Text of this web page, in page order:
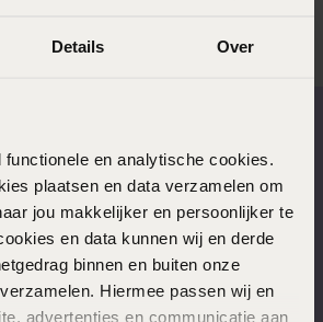
Details Over
en analytische cookies.
plaatsen en data verzamelen om
jou makkelijker en persoonlijker te
en data kunnen wij en derde
binnen en buiten onze
Hiermee passen wij en
advertenties en communicatie aan
17.00
huis
14 dagen gratis
retourneren
4,59 uit 5 (55.000+